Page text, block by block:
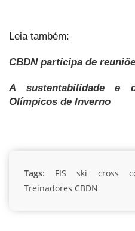
Leia também:
CBDN participa de
A sustentabilidade e
Olímpicos de Inverno
Tags: FIS ski cross
Treinadores CBDN